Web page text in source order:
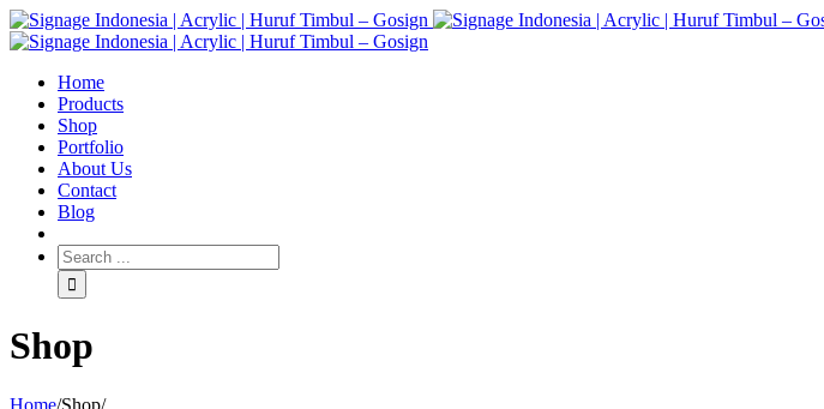
Home
Products
Shop
Portfolio
About Us
Contact
Blog
Shop
Home/Shop/